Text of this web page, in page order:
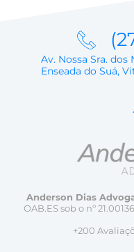
Av. Nossa Sra. dos
Enseada do Suá,
Anderson Dias
OAB.ES sob o nº
+200